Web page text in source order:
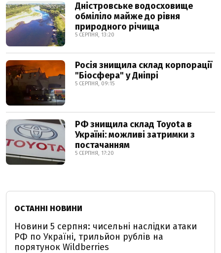
Дністровське водосховище
обміліло майже до рівня
природного річища
5 СЕРПНЯ, 13:20
Росія знищила склад корпорації
"Біосфера" у Дніпрі
5 СЕРПНЯ, 09:15
РФ знищила склад Toyota в
Україні: можливі затримки з
постачанням
5 СЕРПНЯ, 17:20
ОСТАННІ НОВИНИ
Новини 5 серпня: чисельні наслідки атаки
РФ по Україні, трильйон рублів на
порятунок Wildberries